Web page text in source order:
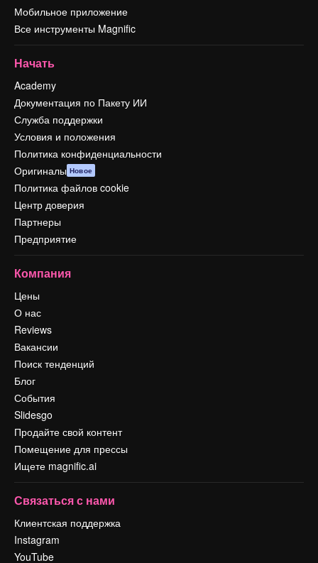
Мобильное приложение
Все инструменты Magnific
Начать
Academy
Документация по Пакету ИИ
Служба поддержки
Условия и положения
Политика конфиденциальности
Оригиналы Новое
Политика файлов cookie
Центр доверия
Партнеры
Предприятие
Компания
Цены
О нас
Reviews
Вакансии
Поиск тенденций
Блог
События
Slidesgo
Продайте свой контент
Помещение для прессы
Ищете magnific.ai
Связаться с нами
Клиентская поддержка
Instagram
YouTube